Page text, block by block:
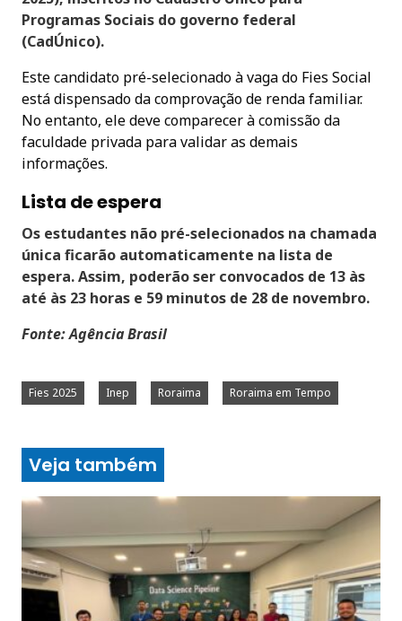
Programas Sociais do governo federal
(CadÚnico).
Este candidato pré-selecionado à vaga do Fies Social
está dispensado da comprovação de renda familiar.
No entanto, ele deve comparecer à comissão da
faculdade privada para validar as demais
informações.
Lista de espera
Os estudantes não pré-selecionados na chamada
única ficarão automaticamente na lista de
espera. Assim, poderão ser convocados de 13 às
até às 23 horas e 59 minutos de 28 de novembro.
Fonte: Agência Brasil
Fies 2025 Inep Roraima Roraima em Tempo
Veja também